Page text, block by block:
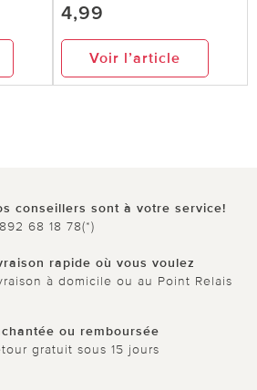
4,99
Voir l’article
conseillers sont à votre service!
68 18 78(*)
rapide où vous voulez
à domicile ou au Point Relais
ou remboursée
gratuit sous 15 jours